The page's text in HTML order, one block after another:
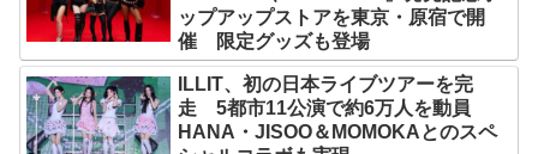
ップアップストアを東京・原宿で開
催 限定グッズも登場
ILLIT、初の日本ライブツアーを完
走 5都市11公演で約6万人を動員
HANA・JISOO＆MOMOKAとのスペ